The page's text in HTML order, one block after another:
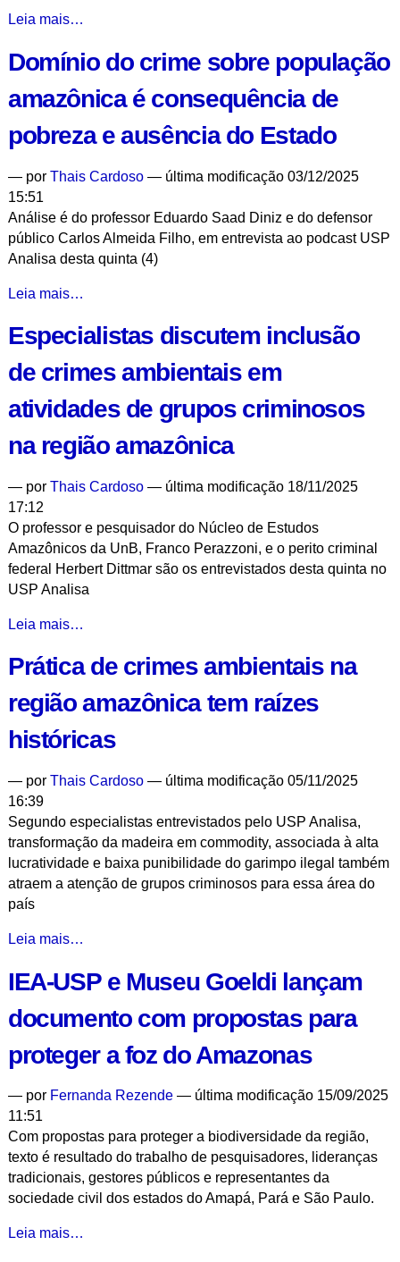
Acadêmico
-
Retrocesso
segurança
levar
milicianização
região
amazônica,
dizem
especialistas
-
Leia mais…
Domínio do crime sobre população
amazônica é consequência de
pobreza e ausência do Estado
— por Thais Cardoso— última modificação 03/12/2025
15:51
Análise é do professor Eduardo Saad Diniz e do defensor
público Carlos Almeida Filho, em entrevista ao podcast USP
Analisa desta quinta (4)
Domínio
crime
sobre
população
é
consequência
de
Leia mais…
Especialistas discutem inclusão
de crimes ambientais em
atividades de grupos criminosos
na região amazônica
— por Thais Cardoso— última modificação 18/11/2025
17:12
O professor e pesquisador do Núcleo de Estudos
Amazônicos da UnB, Franco Perazzoni, e o perito criminal
federal Herbert Dittmar são os entrevistados desta quinta no
USP Analisa
Especialistas
inclusão
crimes
em
de
grupos
criminosos
na
região
amazônica
-
Leia mais…
Prática de crimes ambientais na
região amazônica tem raízes
históricas
— por Thais Cardoso— última modificação 05/11/2025
16:39
Segundo especialistas entrevistados pelo USP Analisa,
transformação da madeira em commodity, associada à alta
lucratividade e baixa punibilidade do garimpo ilegal também
atraem a atenção de grupos criminosos para essa área do
país
Prática
crimes
na
amazônica
raízes
históricas
-
Leia mais…
IEA-USP e Museu Goeldi lançam
documento com propostas para
proteger a foz do Amazonas
— por Fernanda Rezende— última modificação 15/09/2025
11:51
Com propostas para proteger a biodiversidade da região,
texto é resultado do trabalho de pesquisadores, lideranças
tradicionais, gestores públicos e representantes da
sociedade civil dos estados do Amapá, Pará e São Paulo.
IEA-
Leia mais…